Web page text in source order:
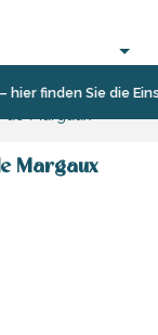
finden Sie die
Margaux